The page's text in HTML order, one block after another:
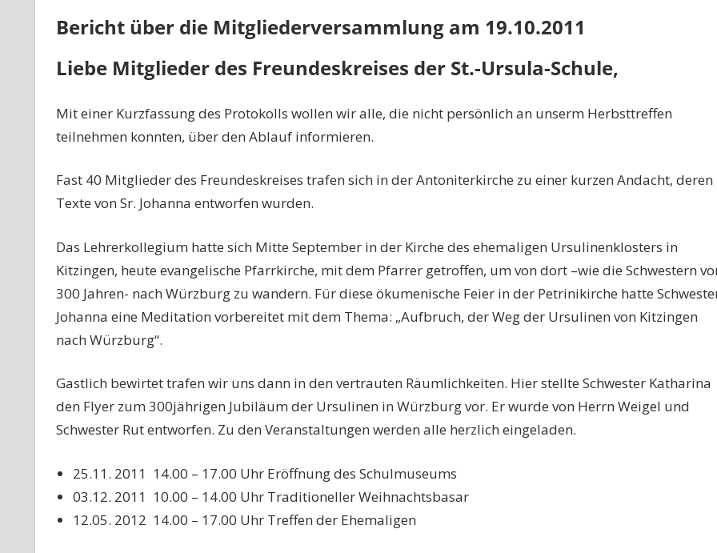
Bericht über die Mitgliederversammlung am 19.10.2011
Liebe Mitglieder des Freundeskreises der St.-Ursula-Schule,
Mit einer Kurzfassung des Protokolls wollen wir alle, die nicht persönlich an unserm Herbsttreffen
teilnehmen konnten, über den Ablauf informieren.
Fast 40 Mitglieder des Freundeskreises trafen sich in der Antoniterkirche zu einer kurzen Andacht, deren
Texte von Sr. Johanna entworfen wurden.
Das Lehrerkollegium hatte sich Mitte September in der Kirche des ehemaligen Ursulinenklosters in
Kitzingen, heute evangelische Pfarrkirche, mit dem Pfarrer getroffen, um von dort –wie die Schwestern
300 Jahren- nach Würzburg zu wandern. Für diese ökumenische Feier in der Petrinikirche hatte
Johanna eine Meditation vorbereitet mit dem Thema: „Aufbruch, der Weg der Ursulinen von Kitzingen
nach Würzburg“.
Gastlich bewirtet trafen wir uns dann in den vertrauten Räumlichkeiten. Hier stellte Schwester Katharina
den Flyer zum 300jährigen Jubiläum der Ursulinen in Würzburg vor. Er wurde von Herrn Weigel und
Schwester Rut entworfen. Zu den Veranstaltungen werden alle herzlich eingeladen.
25.11. 2011 14.00 – 17.00 Uhr Eröffnung des Schulmuseums
03.12. 2011 10.00 – 14.00 Uhr Traditioneller Weihnachtsbasar
12.05. 2012 14.00 – 17.00 Uhr Treffen der Ehemaligen